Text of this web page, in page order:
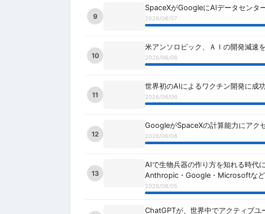
9
SpaceXがGoogleにAIデータセンタ
2026/06/07
10
米アンソロピック、ＡＩの開発減速
2026/06/06
11
世界初のAIによるワクチン開発に成
2026/06/06
12
GoogleがSpaceXの計算能力にアク
2026/06/06
13
AIで生物兵器の作り方を知れる時代
Anthropic・Google・Microsoftな
2026/06/05
ChatGPTが、世界中でアクティブ